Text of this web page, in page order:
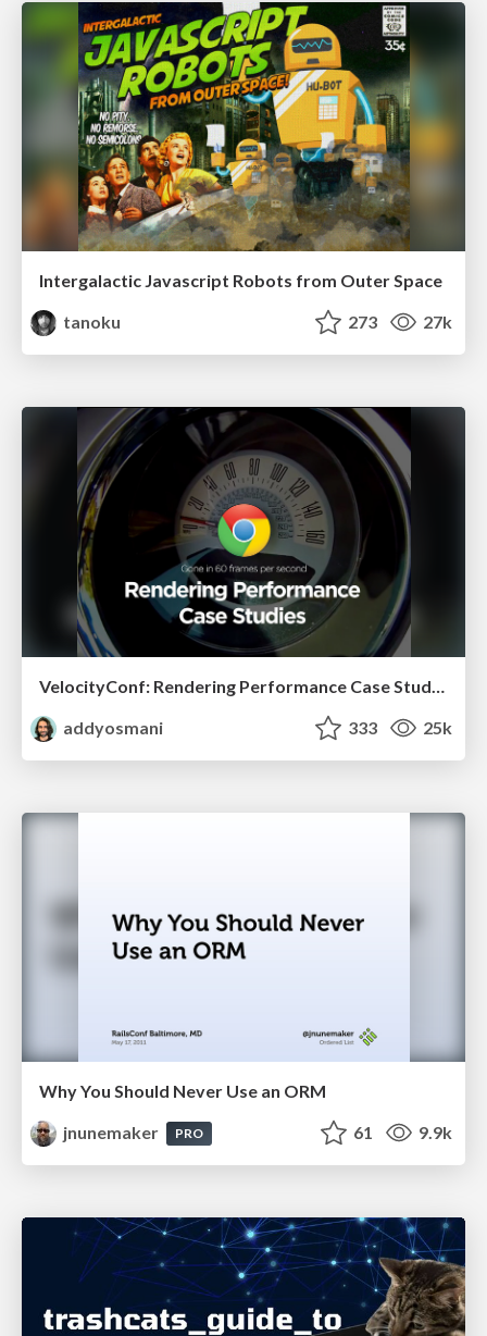
Intergalactic Javascript Robots from Outer Space
tanoku
273 27k
VelocityConf: Rendering Performance Case Studies
addyosmani
333 25k
Why You Should Never Use an ORM
jnunemaker
PRO 61 9.9k